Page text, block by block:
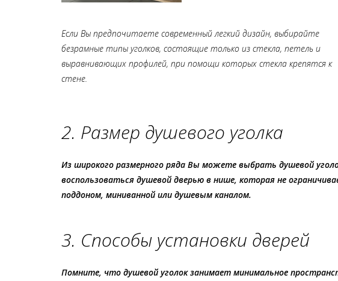
Если Вы предпочитаете современный легкий дизайн, выбирайте
безрамные типы уголков, состоящие только из стекла, петель и
выравнивающих профилей, при помощи которых стекла крепятся к
стене.
2. Размер душевого уголка
Из широкого размерного ряда Вы можете выбрать душевой
воспользоваться душевой дверью в нише, которая не
поддоном, миниванной или душевым каналом.
3. Способы установки дверей
Помните, что душевой уголок занимает минимальное